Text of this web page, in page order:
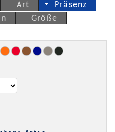
Art
Präsenz
Größe